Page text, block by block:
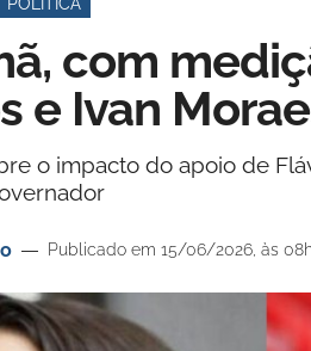
com
e Ivan
o impacto do apoio de
Publicado em 15/06/2026, às